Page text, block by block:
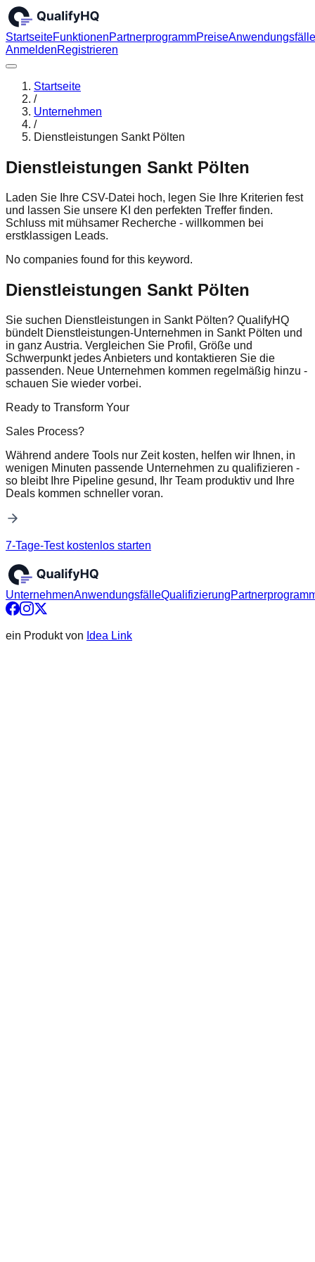
StartseiteFunktionenPartnerprogrammPreiseAnwendungsfälle
AnmeldenRegistrieren
Startseite
/
Unternehmen
/
Dienstleistungen Sankt Pölten
Dienstleistungen Sankt Pölten
Laden Sie Ihre CSV-Datei hoch, legen Sie Ihre Kriterien fest
und lassen Sie unsere KI den perfekten Treffer finden.
Schluss mit mühsamer Recherche - willkommen bei
erstklassigen Leads.
No companies found for this keyword.
Dienstleistungen Sankt Pölten
Sie suchen Dienstleistungen in Sankt Pölten? QualifyHQ
bündelt Dienstleistungen-Unternehmen in Sankt Pölten und
in ganz Austria. Vergleichen Sie Profil, Größe und
Schwerpunkt jedes Anbieters und kontaktieren Sie die
passenden. Neue Unternehmen kommen regelmäßig hinzu -
schauen Sie wieder vorbei.
Ready to Transform Your
Sales Process?
Während andere Tools nur Zeit kosten, helfen wir Ihnen, in
wenigen Minuten passende Unternehmen zu qualifizieren -
so bleibt Ihre Pipeline gesund, Ihr Team produktiv und Ihre
Deals kommen schneller voran.
7-Tage-Test kostenlos starten
UnternehmenAnwendungsfälleQualifizierung
ein Produkt von Idea Link